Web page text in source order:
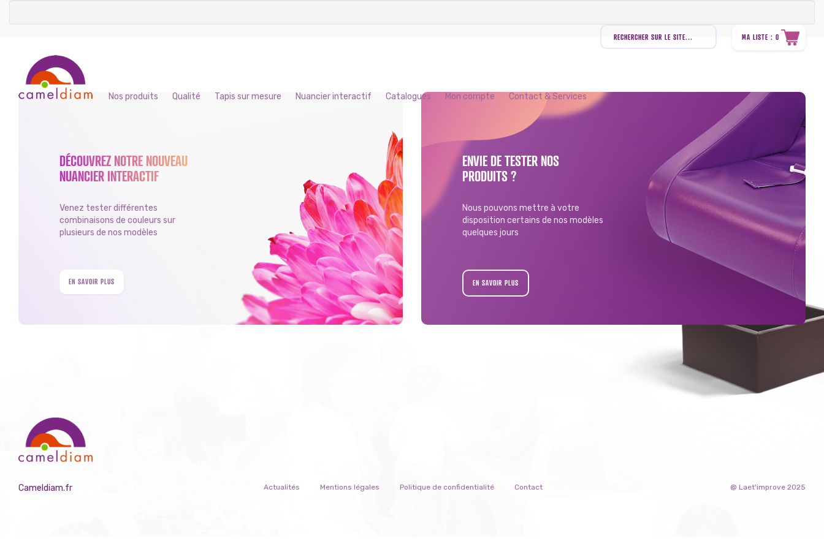
Nos produits Qualité Tapis sur mesure Nuancier interactif Catalogues Mon compte Contact & Services
produits
MA LISTE : 0
DÉCOUVREZ NOTRE NOUVEAU
NUANCIER INTERACTIF
Venez tester différentes
combinaisons de couleurs sur
plusieurs de nos modèles
EN SAVOIR PLUS
ENVIE DE TESTER NOS
PRODUITS ?
Nous pouvons mettre à votre
disposition certains de nos modèles
quelques jours
EN SAVOIR PLUS
Cameldiam.fr @ Laet'improve 2025
Actualités Mentions légales Politique de confidentialité Contact